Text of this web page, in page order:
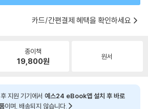
카드/간편결제 혜택을 확인하세요
종이책
19,800원 원서
지원 기기에서 예스24 eBook앱 설치 후 바로
이며, 배송되지 않습니다.